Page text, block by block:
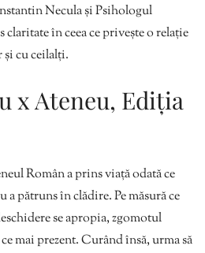
Necula și Psihologul
în ceea ce privește o relație
și cu ceilalți.
x Ateneu, Ediția
Român a prins viață odată ce
pătruns în clădire. Pe măsură ce
se apropia, zgomotul
mai prezent. Curând însă, urma să